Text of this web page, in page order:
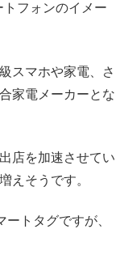
フォンのイメー
スマホや家電、さ
家電メーカーとな
店を加速させてい
えそうです。
トタグですが、